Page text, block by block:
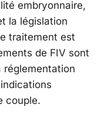
embryonnaire,
la législation
traitement est
de FIV sont
réglementation
couple.